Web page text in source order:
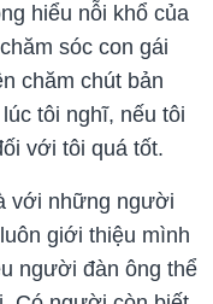
hiểu nỗi khổ của
sóc con gái
chăm chút bản
tôi nghĩ, nếu tôi
với tôi quá tốt.
với những người
giới thiệu mình
người đàn ông thể